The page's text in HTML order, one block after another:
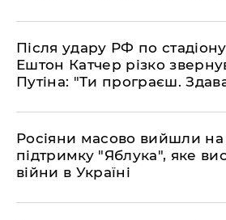
Після удару РФ по
Ештон Катчер різко
Путіна: "Ти програєш.
Росіяни масово вийшли
підтримку "Яблука", яке
війни в Україні